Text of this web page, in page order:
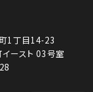
1丁目14-23
ースト 03号室